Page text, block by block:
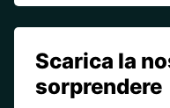
Scarica la
sorprendere